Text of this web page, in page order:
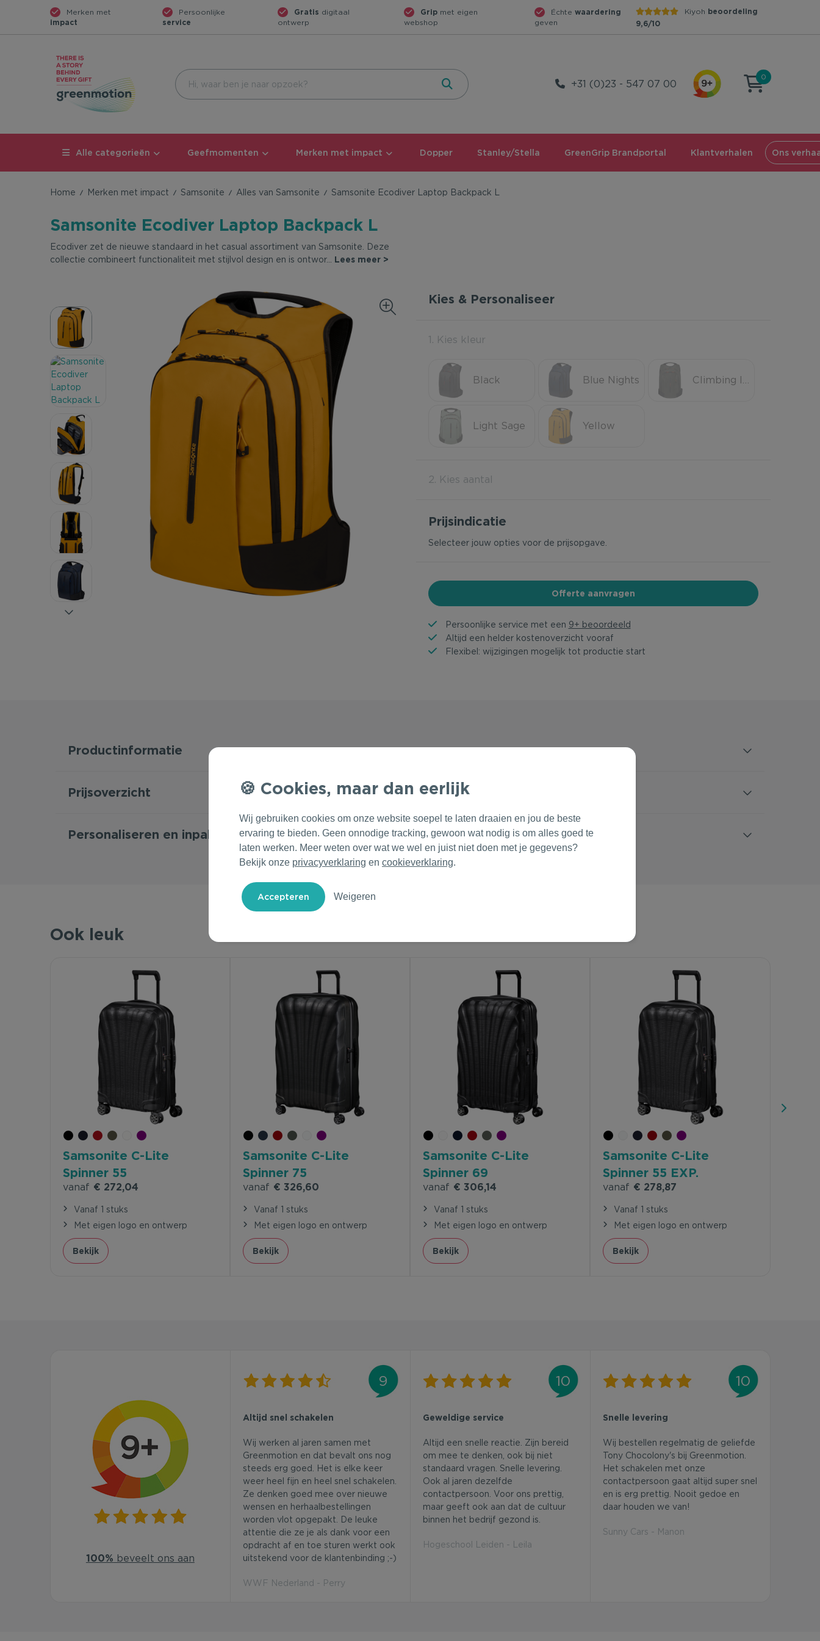
Merken met
impact
Persoonlijke
service
Gratis digitaal
ontwerp
Grip met eigen
webshop
Échte waardering
geven
Kiyoh beoordeling
9,6/10
+31 (0)23 - 547 07 00
0
Alle categorieën Geefmomenten Merken met impact Dopper Stanley/Stella GreenGrip Brandportal Klantverhalen Ons
Home Merken met impact Samsonite Alles van Samsonite Samsonite Ecodiver Laptop Backpack L
Samsonite Ecodiver Laptop Backpack L
Ecodiver zet de nieuwe standaard in het casual assortiment van Samsonite. Deze
collectie combineert functionaliteit met stijlvol design en is ontwor... Lees meer >
Kies & Personaliseer
1. Kies kleur
Black Blue Nights
Light Sage Yellow
2. Kies aantal
Prijsindicatie
Selecteer jouw opties voor de prijsopgave.
Offerte aanvragen
Persoonlijke service met een 9+ beoordeeld
Altijd een helder kostenoverzicht vooraf
Flexibel: wijzigingen mogelijk tot productie start
Productinformatie
Prijsoverzicht
Personaliseren en inpakken
Ook leuk
Samsonite C-Lite
Spinner 55
vanaf € 272,04
Vanaf 1 stuks
Met eigen logo en ontwerp
Bekijk
Samsonite C-Lite
Spinner 75
vanaf € 326,60
Vanaf 1 stuks
Met eigen logo en ontwerp
Bekijk
Samsonite C-Lite
Spinner 69
vanaf € 306,14
Vanaf 1 stuks
Met eigen logo en ontwerp
Bekijk
Samsonite C-Lite
Spinner 55 EXP.
vanaf € 278,87
Vanaf 1 stuks
Met eigen logo en ontwerp
Bekijk
100% beveelt ons aan
9
Altijd snel schakelen
Wij werken al jaren samen met
Greenmotion en dat bevalt ons nog
steeds erg goed. Het is elke keer
weer heel fijn en heel snel schakelen.
Ze denken goed mee over nieuwe
wensen en herhaalbestellingen
worden vlot opgepakt. De leuke
attentie die ze je als dank voor een
opdracht af en toe sturen werkt ook
uitstekend voor de klantenbinding ;-)
WWF Nederland - Perry
10
Geweldige service
Altijd een snelle reactie. Zijn bereid
om mee te denken, ook bij niet
standaard vragen. Snelle levering.
Ook al jaren dezelfde
contactpersoon. Voor ons prettig,
maar geeft ook aan dat de cultuur
binnen het bedrijf gezond is.
Hogeschool Leiden - Leila
10
Snelle levering
Wij bestellen regelmatig de geliefde
Tony Chocolony's bij Greenmotion.
Het schakelen met onze
contactpersoon gaat altijd super snel
en is erg prettig. Nooit gedoe en
daar houden we van!
Sunny Cars - Manon
Cookies, maar dan eerlijk
Wij gebruiken cookies om onze website soepel te laten draaien en jou de beste
ervaring te bieden. Geen onnodige tracking, gewoon wat nodig is om alles goed te
laten werken. Meer weten over wat we wel en juist niet doen met je gegevens?
Bekijk onze privacyverklaring en cookieverklaring.
Weigeren